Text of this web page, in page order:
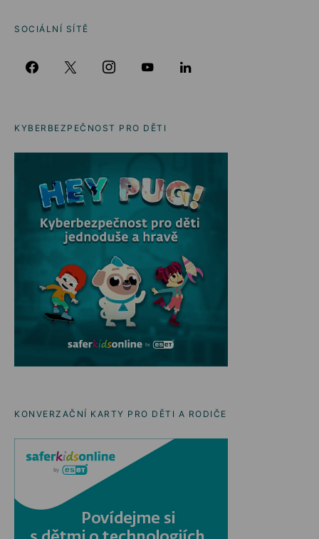
SOCIÁLNÍ SÍTĚ
KYBERBEZPEČNOST PRO DĚTI
KONVERZAČNÍ KARTY PRO DĚTI A RODIČE